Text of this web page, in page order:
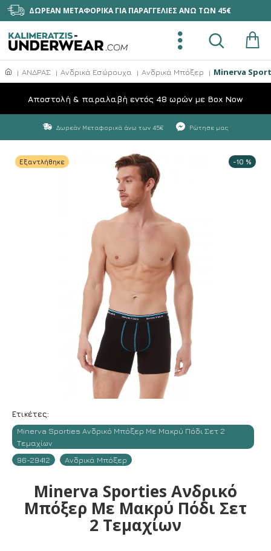
ΔΩΡΕΑΝ ΜΕΤΑΦΟΡΙΚΑ ΓΙΑ ΠΑΡΑΓΓΕΛΙΕΣ ΑΝΩ ΤΩΝ 45€
ΑΝΔΡΑΣ Ανδρικά Εσώρουχα Ανδρικά Μπόξερ Minerva
Aποστολή & παραλαβή εντός 48 ωρών με Box Now
Δωρεάν Μεταφορικά άνω των 45€ Ρώτησε μας
-10 %
Εξαντλήθηκε
Ετικέτες:
Minerva Sporties Ανδρικό Μπόξερ Με Μακρύ Πόδι Σετ 2
Τεμαχίων
96-29412
Ανδρικά Μπόξερ
Minerva Sporties Ανδρικό
Μπόξερ Με Μακρύ Πόδι Σετ
2 Τεμαχίων